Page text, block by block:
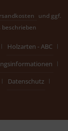
und ggf.
Holzarten - ABC
Datenschutz